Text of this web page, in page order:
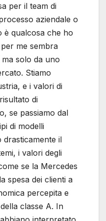
per il team di
aziendale o
è qualcosa che ho
me sembra
solo da uno
Stiamo
e i valori di
di
se passiamo dal
di modelli
drasticamente il
i valori degli
se la Mercedes
spesa dei clienti a
percepita e
classe A. In